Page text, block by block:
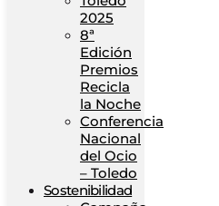
2025
8ª
Edición
Premios
Recicla
la Noche
Conferencia
Nacional
del Ocio
– Toledo
Sostenibilidad